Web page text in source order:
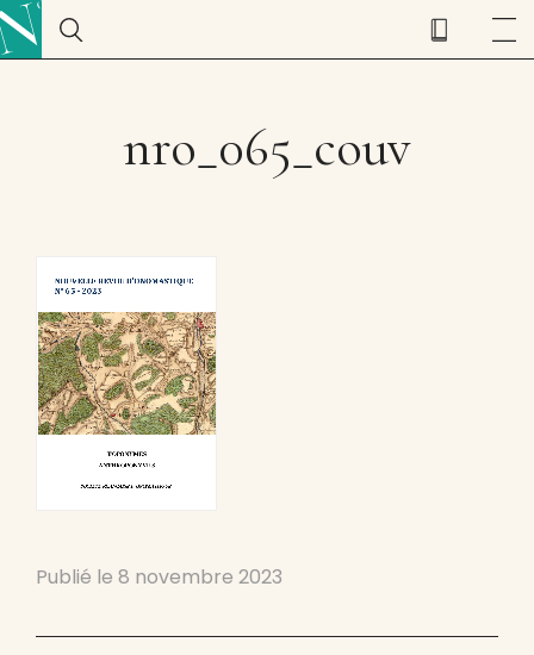
nro_065_couv
Publié le 8 novembre 2023